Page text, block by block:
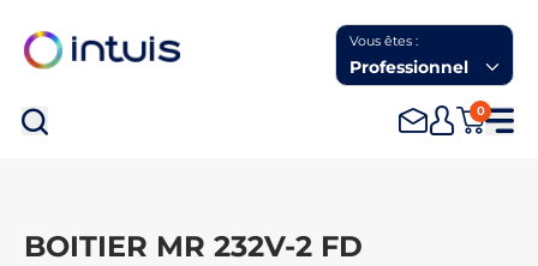
Vous êtes :
Professionnel
0
BOITIER MR 232V-2 FD